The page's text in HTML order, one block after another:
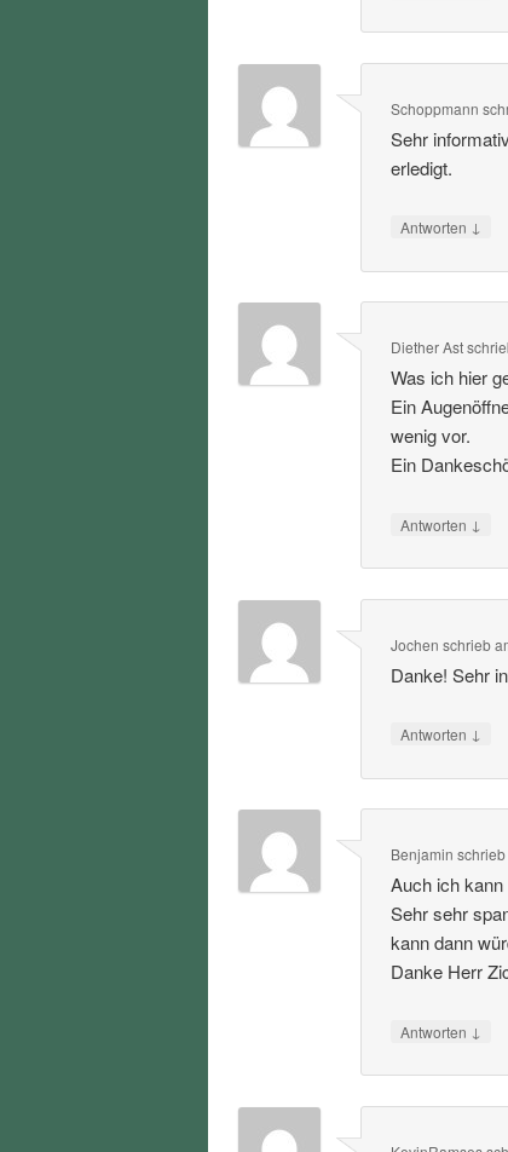
Schoppmann
Sehr
erledigt.
Antworten ↓
Diether Ast
Was ich hier
Ein
wenig vor.
Ein
Antworten ↓
Jochen schrieb
Danke! Sehr
Antworten ↓
Benjamin schrieb
Auch ich
Sehr sehr
kann dann
Danke Herr
Antworten ↓